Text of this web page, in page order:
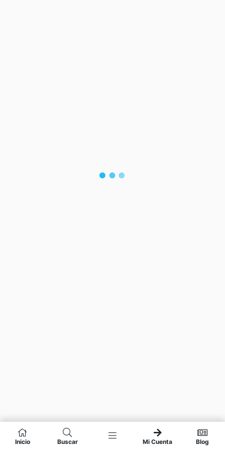
Inicio Buscar Mi Cuenta Blog